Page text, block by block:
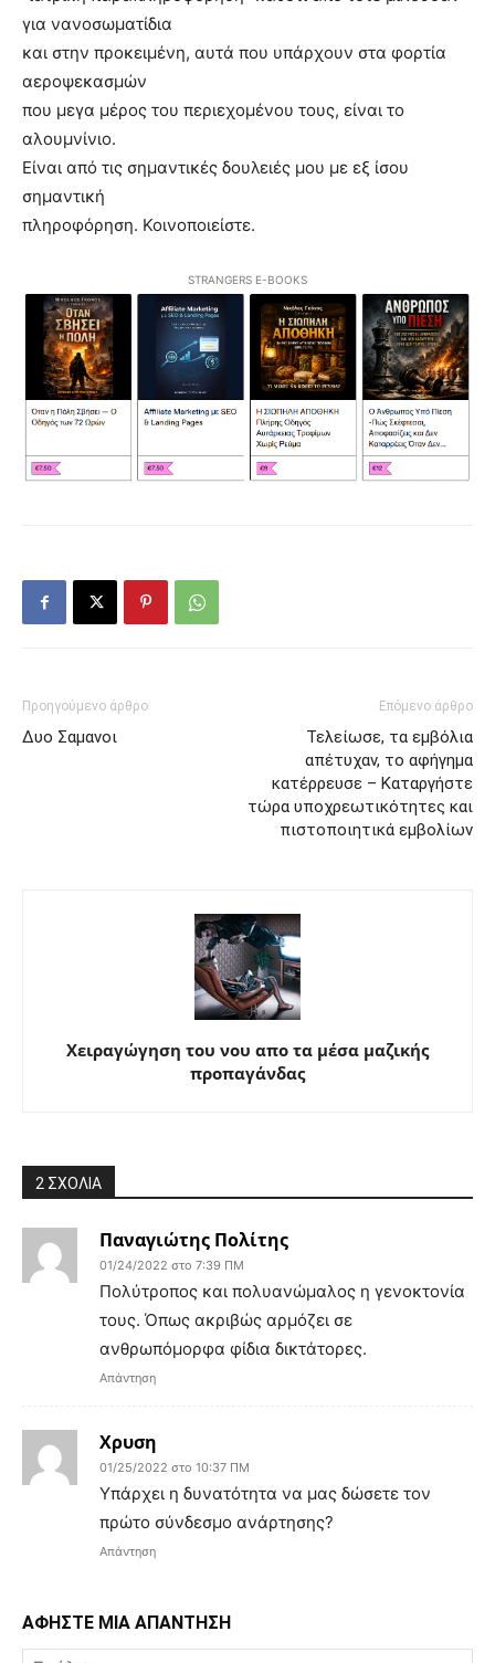
για νανοσωματίδια
και στην προκειμένη, αυτά που υπάρχουν στα φορτία
αεροψεκασμών
που μεγα μέρος του περιεχομένου τους, είναι το
αλουμνίνιο.
Είναι από τις σημαντικές δουλειές μου με εξ ίσου
σημαντική
πληροφόρηση. Κοινοποιείστε.
STRANGERS E-BOOKS
Προηγούμενο άρθρο
Δυο Σαμανοι
Επόμενο άρθρο
Τελείωσε, τα εμβόλια
απέτυχαν, το αφήγημα
κατέρρευσε – Καταργήστε
τώρα υποχρεωτικότητες και
πιστοποιητικά εμβολίων
Χειραγώγηση του νου απο τα μέσα μαζικής
προπαγάνδας
2 ΣΧΟΛΙΑ
Παναγιώτης Πολίτης
01/24/2022 στο 7:39 ΠΜ
Πολύτροπος και πολυανώμαλος η γενοκτονία
τους. Όπως ακριβώς αρμόζει σε
ανθρωπόμορφα φίδια δικτάτορες.
Απάντηση
Χρυση
01/25/2022 στο 10:37 ΠΜ
Υπάρχει η δυνατότητα να μας δώσετε τον
πρώτο σύνδεσμο ανάρτησης?
Απάντηση
ΑΦΗΣΤΕ ΜΙΑ ΑΠΑΝΤΗΣΗ